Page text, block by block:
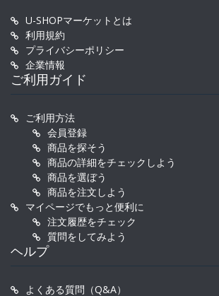
U-SHOPマーケットとは
利用規約
プライバシーポリシー
企業情報
ご利用ガイド
ご利用方法
会員登録
商品を探そう
商品の詳細をチェックしよう
商品を選ぼう
商品を注文しよう
マイページでもっと便利に
注文履歴をチェック
質問をしてみよう
ヘルプ
よくある質問（Q&A）